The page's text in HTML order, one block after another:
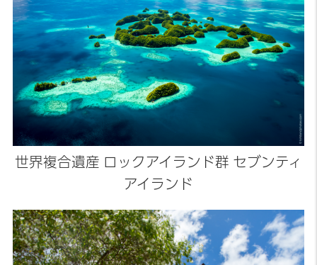
世界複合遺産 ロックアイランド群 セブンティ
アイランド